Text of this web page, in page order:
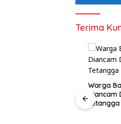
Terima
Warga
Diancam
Tetangga